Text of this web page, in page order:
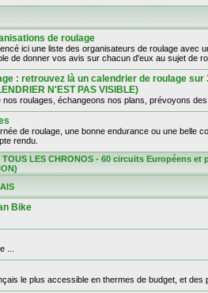
de roulage
ici une liste des organisateurs de roulage avec
de donner vos avis sur chacun d'eux au sujet de
: retrouvez là un calendrier de roulage sur
N'EST PAS VISIBLE)
nos roulages, échangeons nos plans, prévoyons
de roulage, une bonne endurance ou une belle
rendu.
TOUS LES CHRONOS - 60 circuits Européens
Bike
...
le plus accessible en thermes de budget, et des